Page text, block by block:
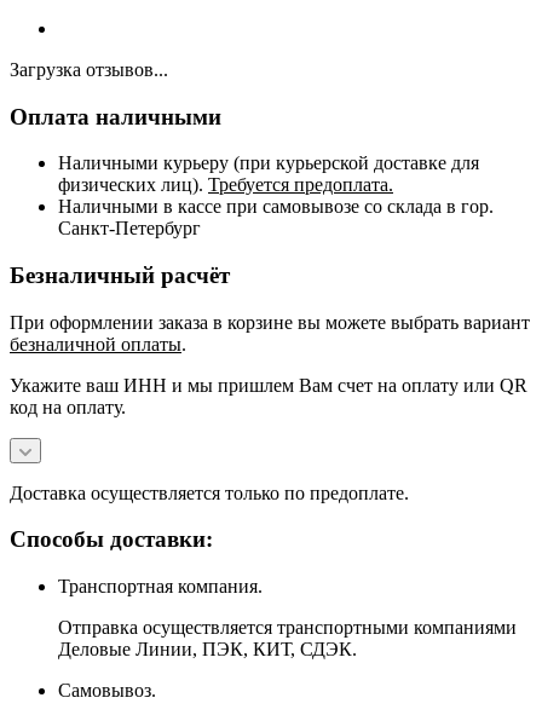
Загрузка отзывов...
Оплата наличными
Наличными курьеру (при курьерской доставке для
физических лиц). Требуется предоплата.
Наличными в кассе при самовывозе со склада в гор.
Санкт-Петербург
Безналичный расчёт
При оформлении заказа в корзине вы можете выбрать вариант
безналичной оплаты.
Укажите ваш ИНН и мы пришлем Вам счет на оплату или QR
код на оплату.
Доставка осуществляется только по предоплате.
Способы доставки:
Транспортная компания.
Отправка осуществляется транспортными компаниями
Деловые Линии, ПЭК, КИТ, СДЭК.
Самовывоз.